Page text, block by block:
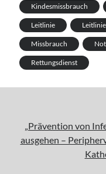
Kindesmissbrauch
Leitlinie
Missbrauch
Rettungsdienst
„Prävention von
ausgehen –